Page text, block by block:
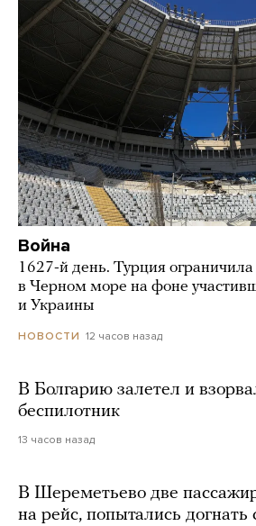
Война
1627-й день. Турция
в Черном море на фоне
и Украины
НОВОСТИ 12 часов назад
В Болгарию залетел и
беспилотник
13 часов назад
В Шереметьево две
на рейс, попытались догнать